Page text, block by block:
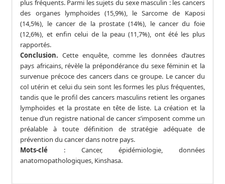
plus fréquents. Parmi les sujets du sexe masculin : les cancers
des organes lymphoïdes (15,9%), le Sarcome de Kaposi
(14,5%), le cancer de la prostate (14%), le cancer du foie
(12,6%), et enfin celui de la peau (11,7%), ont été les plus
rapportés.
Conclusion. Cette enquête, comme les données d’autres
pays africains, révèle la prépondérance du sexe féminin et la
survenue précoce des cancers dans ce groupe. Le cancer du
col utérin et celui du sein sont les formes les plus fréquentes,
tandis que le profil des cancers masculins retient les organes
lymphoïdes et la prostate en tête de liste. La création et la
tenue d’un registre national de cancer s’imposent comme un
préalable à toute définition de stratégie adéquate de
prévention du cancer dans notre pays.
Mots-clé : Cancer, épidémiologie, données
anatomopathologiques, Kinshasa.